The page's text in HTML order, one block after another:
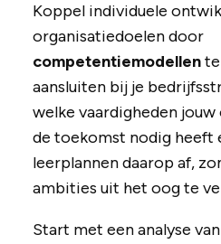
Koppel individuele
organisatiedoelen door
competentiemodellente
aansluiten bij je
welke vaardigheden
de toekomst nodig heeft
leerplannen daarop af,
ambities uit het oog te
Start met een analyse